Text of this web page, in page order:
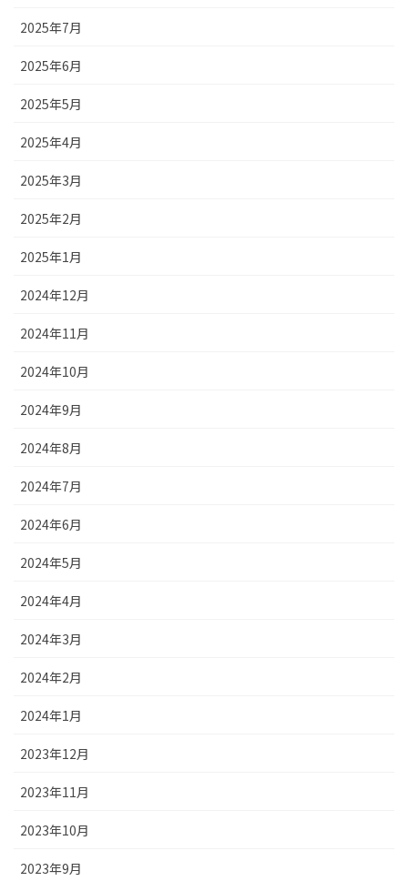
2025年7月
2025年6月
2025年5月
2025年4月
2025年3月
2025年2月
2025年1月
2024年12月
2024年11月
2024年10月
2024年9月
2024年8月
2024年7月
2024年6月
2024年5月
2024年4月
2024年3月
2024年2月
2024年1月
2023年12月
2023年11月
2023年10月
2023年9月